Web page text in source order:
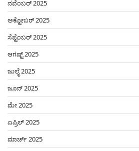
ನವೆಂಬರ್ 2025
ಅಕ್ಟೋಬರ್ 2025
ಸೆಪ್ಟೆಂಬರ್ 2025
ಆಗಷ್ಟ್ 2025
ಜುಲೈ 2025
ಜೂನ್ 2025
ಮೇ 2025
ಏಪ್ರಿಲ್ 2025
ಮಾರ್ಚ್ 2025